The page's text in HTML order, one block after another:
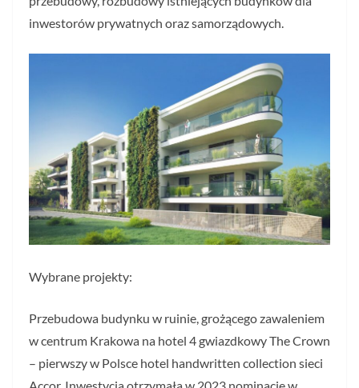
inwestorów prywatnych oraz samorządowych.
Wybrane projekty:
Przebudowa budynku w ruinie, grożącego zawaleniem
w centrum Krakowa na hotel 4 gwiazdkowy The Crown
– pierwszy w Polsce hotel handwritten collection sieci